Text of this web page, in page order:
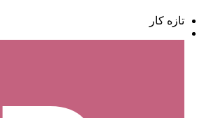
تازه کار